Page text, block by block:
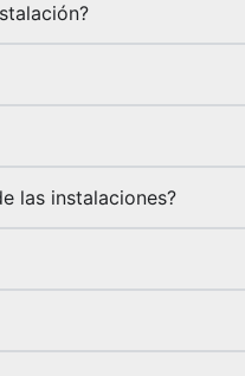
las instalaciones?